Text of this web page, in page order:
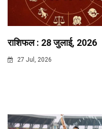
राशिफल : 28 जुलाई, 2026
27 Jul, 2026